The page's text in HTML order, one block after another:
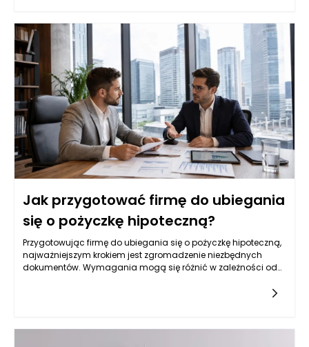
wykorzystywania w kontekście uzyskiwania pożyczek.
Kluczowym czynnikiem jest ich wartość rynkowa,
przyszłościowe możliwości zysku oraz rodzaj biznesu, który
przedsiębiorca prowadzi.
Jak przygotować firmę do ubiegania
się o pożyczkę hipoteczną?
Przygotowując firmę do ubiegania się o pożyczkę hipoteczną,
najważniejszym krokiem jest zgromadzenie niezbędnych
dokumentów. Wymagania mogą się różnić w zależności od
w każdej aplikacji. Na początek warto przygotować wyciągi
płatnościami do ZUS-u oraz urzędów skarbowych.